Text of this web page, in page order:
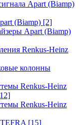
Apart (Biamp)
(Biamp) [2]
Apart (Biamp)
Renkus-Heinz
колонны
Renkus-Heinz
Renkus-Heinz
[15]